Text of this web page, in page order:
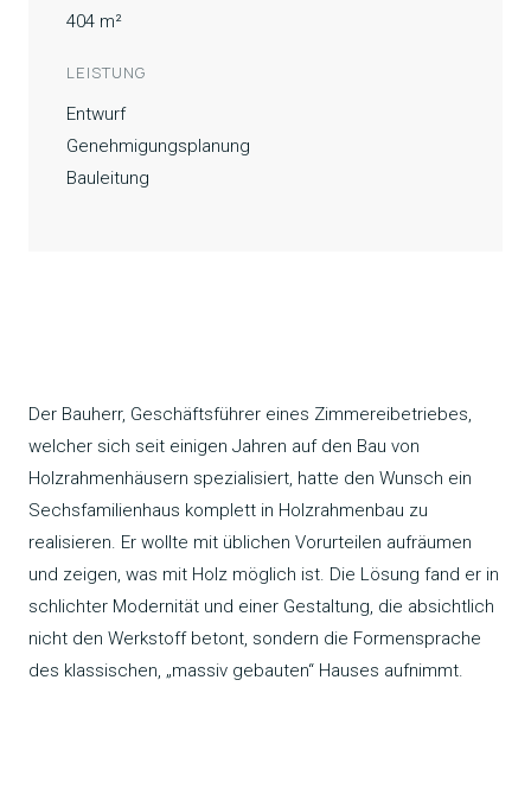
404 m²
LEISTUNG
Entwurf
Genehmigungsplanung
Bauleitung
Der Bauherr, Geschäftsführer eines Zimmereibetriebes,
welcher sich seit einigen Jahren auf den Bau von
Holzrahmenhäusern spezialisiert, hatte den Wunsch ein
Sechsfamilienhaus komplett in Holzrahmenbau zu
realisieren. Er wollte mit üblichen Vorurteilen aufräumen
und zeigen, was mit Holz möglich ist. Die Lösung fand er in
schlichter Modernität und einer Gestaltung, die absichtlich
nicht den Werkstoff betont, sondern die Formensprache
des klassischen, „massiv gebauten“ Hauses aufnimmt.